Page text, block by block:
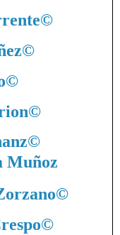
©
©
©
©
©
Muñoz
©
©